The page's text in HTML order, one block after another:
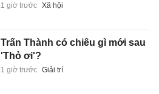
1 giờ trước Xã hội
Trấn Thành có chiêu gì mới sau
'Thỏ ơi'?
1 giờ trước Giải trí